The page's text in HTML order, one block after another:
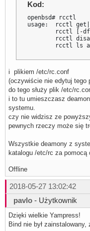
Kod:
openbsd# rcctl
usage:  rcctl
rcctl [-
rcctl
rcctl ls
i plikiem /etc/rc.conf
(oczywiście nie edytuj tego
do tego służy plik /etc/
i to tu umieszczasz
systemu.
czy nie widzisz ze
pewnych rzeczy może się
Wszystkie deamony z
katalogu /etc/rc za pomocą
Offline
2018-05-27 13:02:42
pavlo - Użytkownik
Dzięki wielkie Yampress!
Bind nie był